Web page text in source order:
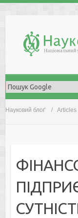
Науковий блоґ Articles